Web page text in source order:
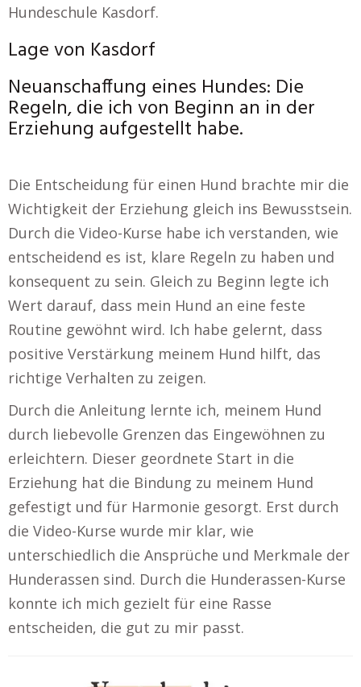
Hundeschule Kasdorf.
Lage von Kasdorf
Neuanschaffung eines Hundes: Die
Regeln, die ich von Beginn an in der
Erziehung aufgestellt habe.
Die Entscheidung für einen Hund brachte mir die
Wichtigkeit der Erziehung gleich ins Bewusstsein.
Durch die Video-Kurse habe ich verstanden, wie
entscheidend es ist, klare Regeln zu haben und
konsequent zu sein. Gleich zu Beginn legte ich
Wert darauf, dass mein Hund an eine feste
Routine gewöhnt wird. Ich habe gelernt, dass
positive Verstärkung meinem Hund hilft, das
richtige Verhalten zu zeigen.
Durch die Anleitung lernte ich, meinem Hund
durch liebevolle Grenzen das Eingewöhnen zu
erleichtern. Dieser geordnete Start in die
Erziehung hat die Bindung zu meinem Hund
gefestigt und für Harmonie gesorgt. Erst durch
die Video-Kurse wurde mir klar, wie
unterschiedlich die Ansprüche und Merkmale der
Hunderassen sind. Durch die Hunderassen-Kurse
konnte ich mich gezielt für eine Rasse
entscheiden, die gut zu mir passt.